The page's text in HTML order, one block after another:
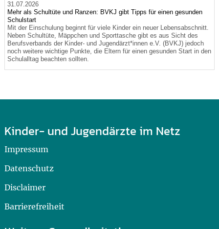
31.07.2026
Mehr als Schultüte und Ranzen: BVKJ gibt Tipps für einen gesunden
Schulstart
Mit der Einschulung beginnt für viele Kinder ein neuer Lebensabschnitt.
Neben Schultüte, Mäppchen und Sporttasche gibt es aus Sicht des
Berufsverbands der Kinder- und Jugendärzt*innen e.V. (BVKJ) jedoch
noch weitere wichtige Punkte, die Eltern für einen gesunden Start in den
Schulalltag beachten sollten.
Kinder- und Jugendärzte im Netz
Impressum
Datenschutz
Disclaimer
Barrierefreiheit